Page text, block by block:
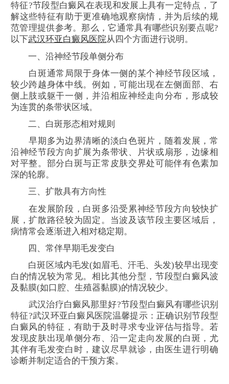
特征?节段型白癜风在表现和发展上具有一定特点，了
解这些特征有助于更准确地观察病情，并为后续的规
范管理提供参考。那么，它通常具有哪些识别要点呢?
以下武汉环亚白癜风医院从四个方面进行说明。
一、沿神经节段单侧分布
白斑通常局限于身体一侧的某个神经节段区域，
较少跨越身体中线。例如，可能出现在左侧面部、右
侧上肢或躯干一侧，并沿相应神经走向分布，形成较
为连贯的条带状区域。
二、白斑形态相对规则
早期多为边界清晰的淡白色斑片，随着发展，常
沿神经节段方向扩展为条带状、片状或扇形，边缘相
对平整。部分白斑与正常皮肤交界处可能伴有色素加
深的轮廓。
三、扩散具有方向性
在发展阶段，白斑多沿受累神经节段方向较快扩
展，扩散路径较为固定。当波及该节段主要区域后，
病情常会逐渐进入相对稳定期。
四、常伴早期毛发变白
白斑区域内毛发(如眉毛、汗毛、头发)较早出现变
白的情况较为常见。相比其他分型，节段型白癜风波
及黏膜(如口腔、生殖器黏膜)的情况较少。
武汉治疗白癜风那里好?节段型白癜风有哪些识别
特征?武汉环亚白癜风医院温馨提示：正确识别节段型
白癜风的特征，有助于及时寻求专业评估与指导。若
发现皮肤出现单侧分布、沿一定走向发展的白斑，尤
其伴有毛发变白时，建议尽早就诊，由医生进行明确
诊断并制定适合的干预方案。